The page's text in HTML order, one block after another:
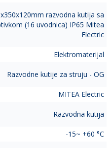
razvodna kutija sa
(16 uvodnica) IP65 Mitea
Electric
Elektromaterijal
Razvodne kutije za struju - OG
MITEA Electric
Razvodna kutija
-15~ +60 °C